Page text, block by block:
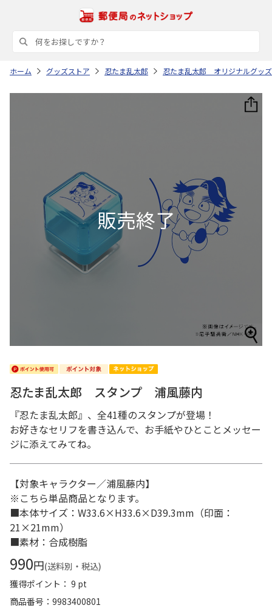
ホーム グッズストア 忍たま乱太郎 忍たま乱太郎 オリジナルグッズ
忍たま乱太郎 スタンプ 浦風藤内
『忍たま乱太郎』、全41種のスタンプが登場！
お好きなセリフを書き込んで、お手紙やひとことメッセー
ジに添えてみてね。
【対象キャラクター／浦風藤内】
※こちら単品商品となります。
■本体サイズ：W33.6×H33.6×D39.3mm（印面：
21×21mm）
■素材：合成樹脂
990円(送料別・税込)
獲得ポイント： 9 pt
商品番号
9983400801